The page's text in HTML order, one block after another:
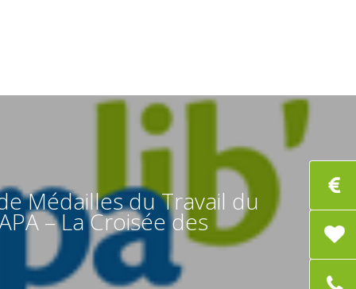
Médailles du Travail du
– La Croisée des